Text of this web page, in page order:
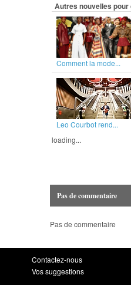
Autres nouvelles
Comment la mode...
Leo Courbot rend...
loading...
Pas de commentaire
Pas de commentaire
Contactez-nous
Vos suggestions